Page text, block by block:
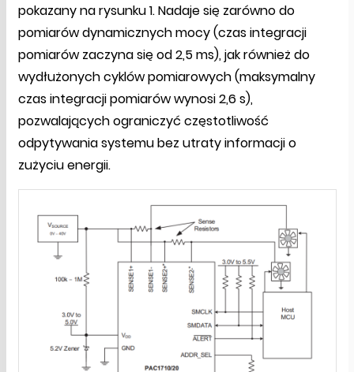
pokazany na rysunku 1. Nadaje się zarówno do
pomiarów dynamicznych mocy (czas integracji
pomiarów zaczyna się od 2,5 ms), jak również do
wydłużonych cyklów pomiarowych (maksymalny
czas integracji pomiarów wynosi 2,6 s),
pozwalających ograniczyć częstotliwość
odpytywania systemu bez utraty informacji o
zużyciu energii.